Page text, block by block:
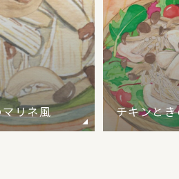
リネ風 チキンと